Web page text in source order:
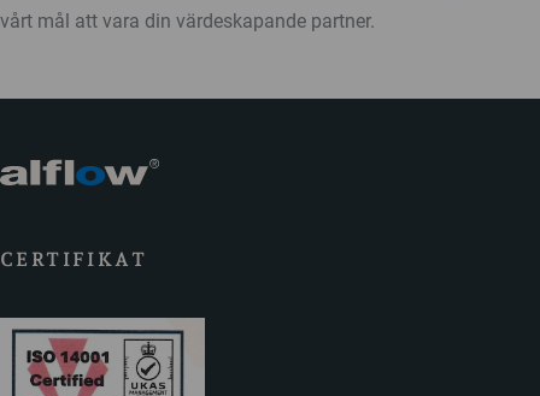
vårt mål att vara din värdeskapande partner.
CERTIFIKAT